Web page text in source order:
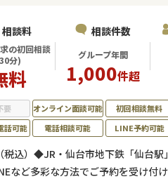
相談料
の初回相談
分)
料
相談件数
グループ年間
1,000件超
込）◆JR・仙台市地下鉄「仙台駅
など多彩な方法でご予約を受け付
要 オンライン面談可能 初回相談無料
話可能
電話相談可能 LINE予約可能